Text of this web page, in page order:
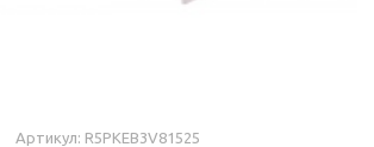
Артикул: R5PKEB3V81525